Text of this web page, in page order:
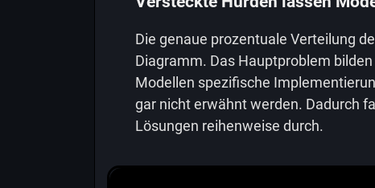
Die genaue prozentuale Verteilung
Diagramm. Das Hauptproblem
Modellen spezifische
gar nicht erwähnt werden. Dadurch
Lösungen reihenweise durch.